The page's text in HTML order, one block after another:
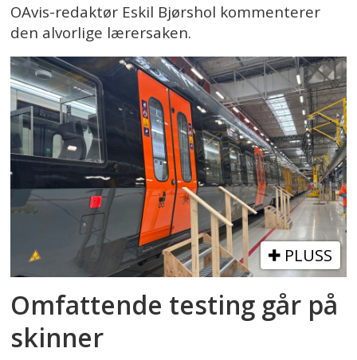
OAvis-redaktør Eskil Bjørshol kommenterer
den alvorlige lærersaken.
PLUSS
Omfattende testing går på
skinner